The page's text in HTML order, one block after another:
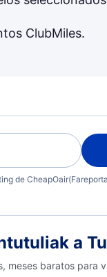
ClubMiles.
de
a
meses baratos para